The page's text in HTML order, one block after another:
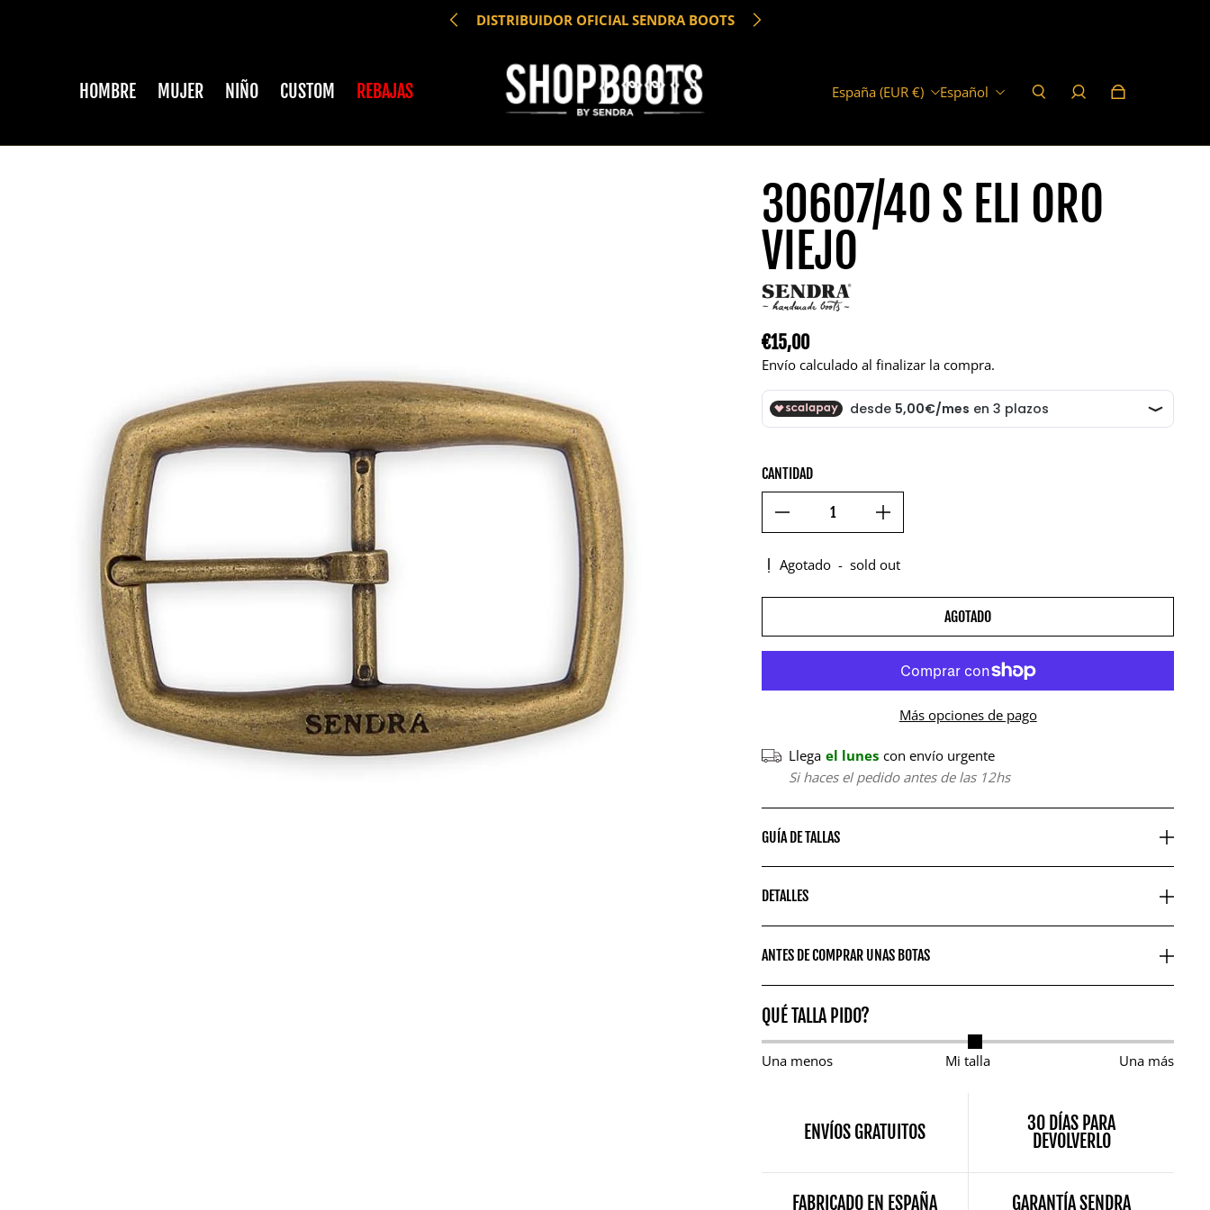
DISTRIBUIDOR OFICIAL SENDRA BOOTS
HOMBRE MUJER NIÑO CUSTOM REBAJAS España (EUR €) Español
30607/40 S ELI ORO
VIEJO
Precio regular
€15,00
Envío calculado al finalizar la compra.
CANTIDAD
Agotado - sold out
AGOTADO
Más opciones de pago
Llega el lunes con envío urgente
Si haces el pedido antes de las 12hs
GUÍA DE TALLAS
DETALLES
ANTES DE COMPRAR UNAS BOTAS
QUÉ TALLA PIDO?
Una menos Mi talla Una más
ENVÍOS GRATUITOS
30 DÍAS PARA
DEVOLVERLO
FABRICADO EN ESPAÑA GARANTÍA SENDRA